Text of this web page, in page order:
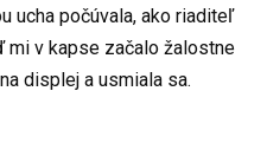
ucha počúvala, ako riaditeľ
mi v kapse začalo žalostne
displej a usmiala sa.